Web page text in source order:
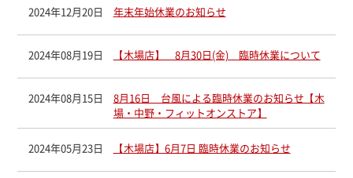
2024年12月20日 年末年始休業のお知らせ
2024年08月19日 【木場店】 8月30日(金) 臨時休業について
2024年08月15日
8月16日 台風による臨時休業のお知らせ【木
場・中野・フィットオンストア】
2024年05月23日 【木場店】6月7日 臨時休業のお知らせ